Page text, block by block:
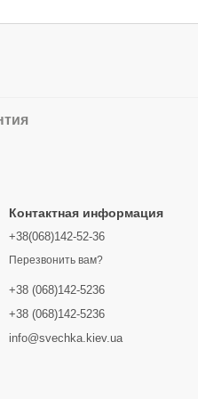
Контактная информация
+38(068)142-52-36
Перезвонить вам?
+38 (068)142-5236
+38 (068)142-5236
info@svechka.kiev.ua